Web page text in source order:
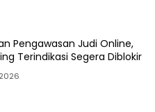
Pengawasan Judi Online,
Terindikasi Segera Diblokir